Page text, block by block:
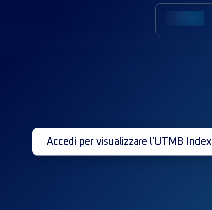
Accedi per visualizzare l'UTMB Index